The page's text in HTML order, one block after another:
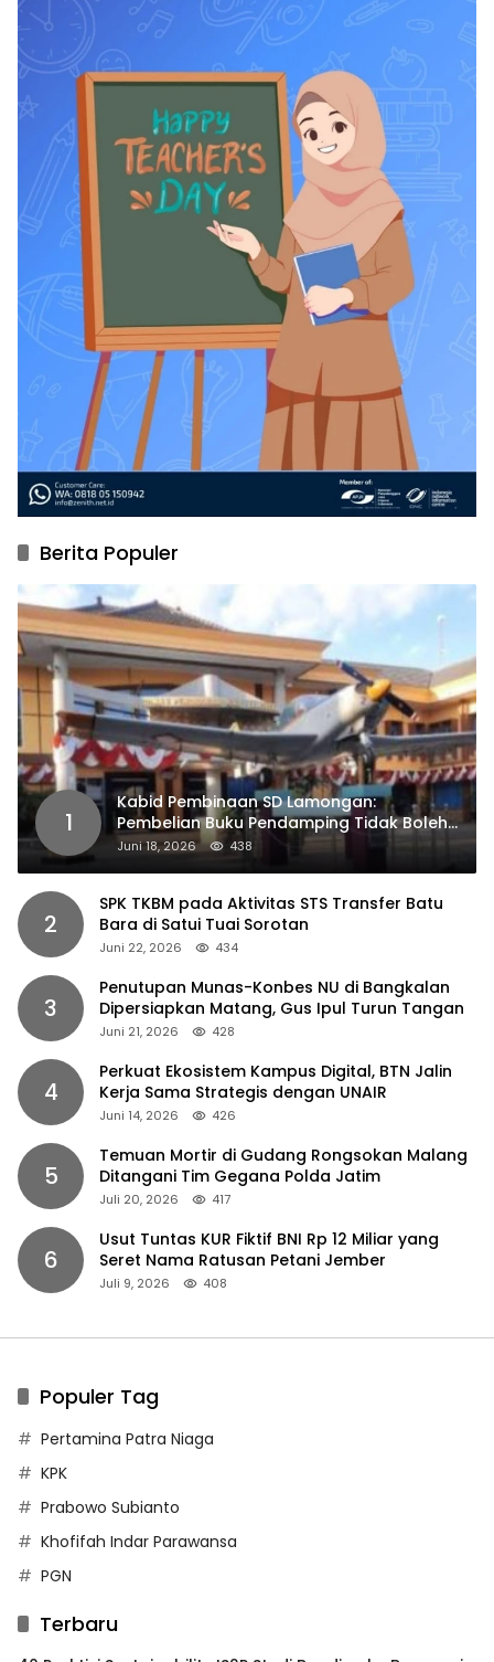
Berita Populer
1
Kabid Pembinaan SD Lamongan:
Pembelian Buku Pendamping Tidak Boleh
Dipaksakan
Juni 18, 2026 438
2
SPK TKBM pada Aktivitas STS Transfer Batu
Bara di Satui Tuai Sorotan
Juni 22, 2026 434
3
Penutupan Munas-Konbes NU di Bangkalan
Dipersiapkan Matang, Gus Ipul Turun Tangan
Juni 21, 2026 428
4
Perkuat Ekosistem Kampus Digital, BTN Jalin
Kerja Sama Strategis dengan UNAIR
Juni 14, 2026 426
5
Temuan Mortir di Gudang Rongsokan Malang
Ditangani Tim Gegana Polda Jatim
Juli 20, 2026 417
6
Usut Tuntas KUR Fiktif BNI Rp 12 Miliar yang
Seret Nama Ratusan Petani Jember
Juli 9, 2026 408
Populer Tag
Pertamina Patra Niaga
KPK
Prabowo Subianto
Khofifah Indar Parawansa
PGN
Terbaru